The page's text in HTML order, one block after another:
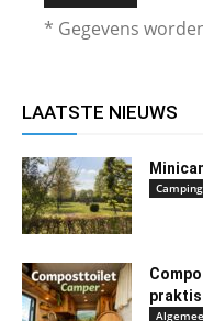
* Gegevens
LAATSTE NIEUWS